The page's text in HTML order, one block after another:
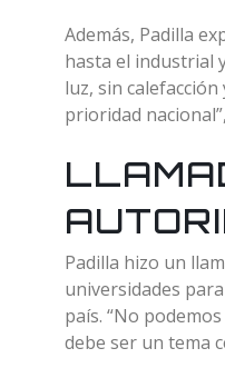
Además, Padilla
hasta el industrial
luz, sin
prioridad
Padilla hizo un
universidades
país. “No
debe ser un tema